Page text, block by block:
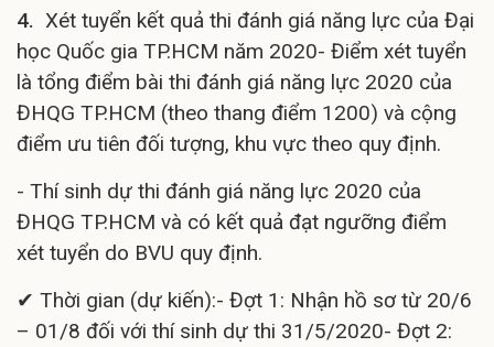
4. Xét tuyển kết quả thi đánh giá năng lực của Đại
học Quốc gia TP.HCM năm 2020- Điểm xét tuyển
là tổng điểm bài thi đánh giá năng lực 2020 của
ĐHQG TP.HCM (theo thang điểm 1200) và cộng
điểm ưu tiên đối tượng, khu vực theo quy định.
- Thí sinh dự thi đánh giá năng lực 2020 của
ĐHQG TP.HCM và có kết quả đạt ngưỡng điểm
xét tuyển do BVU quy định.
✔ Thời gian (dự kiến):- Đợt 1: Nhận hồ sơ từ 20/6
– 01/8 đối với thí sinh dự thi 31/5/2020- Đợt 2: